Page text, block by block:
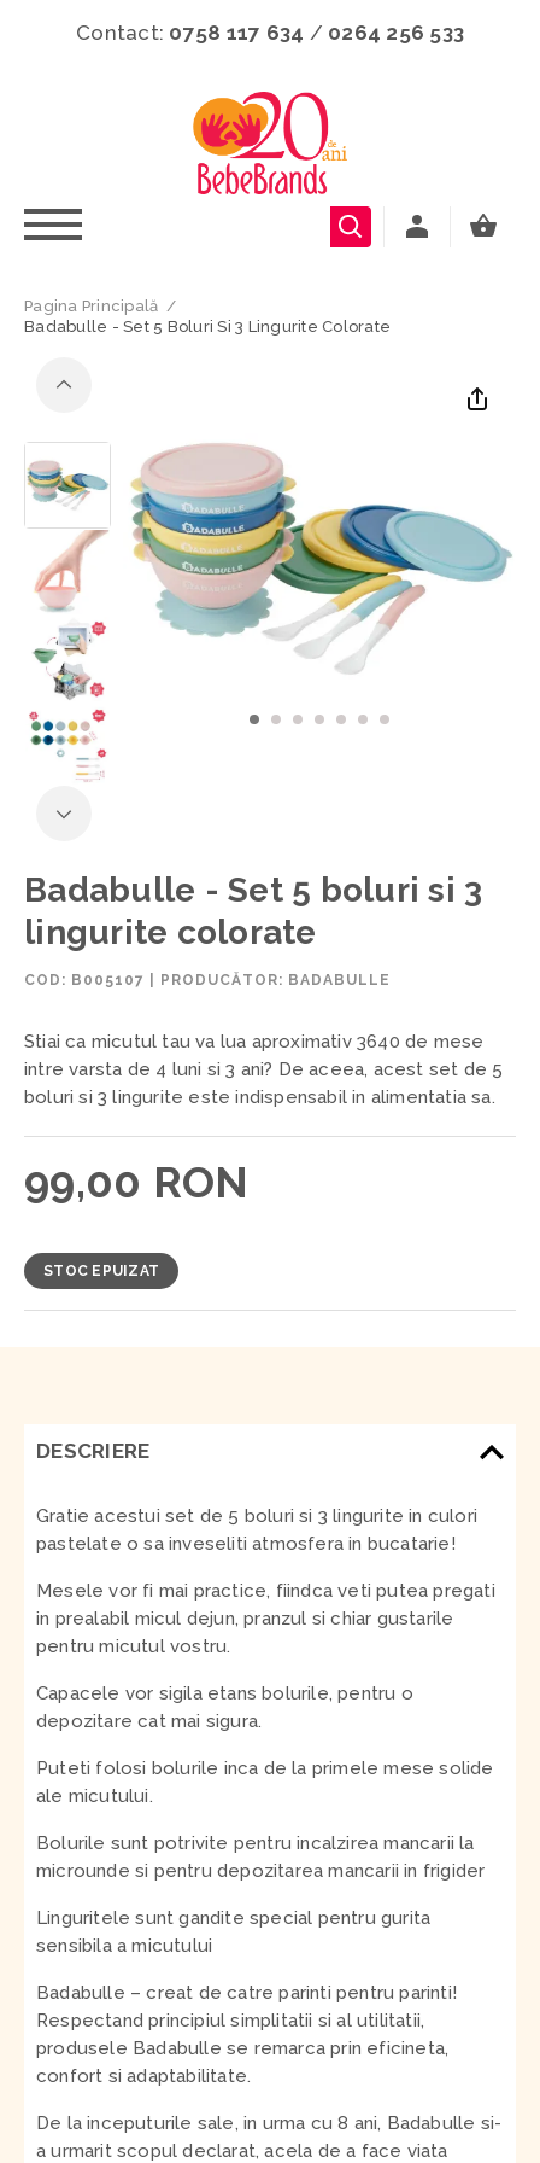
Contact: 0758 117 634 / 0264 256 533
Pagina Principală /
Badabulle - Set 5 Boluri Si 3 Lingurite Colorate
Badabulle - Set 5 boluri si 3
lingurite colorate
COD: B005107 PRODUCĂTOR: BADABULLE
Stiai ca micutul tau va lua aproximativ 3640 de mese
intre varsta de 4 luni si 3 ani? De aceea, acest set de 5
boluri si 3 lingurite este indispensabil in alimentatia sa.
99,00 RON
STOC EPUIZAT
DESCRIERE
Gratie acestui set de 5 boluri si 3 lingurite in culori
pastelate o sa inveseliti atmosfera in bucatarie!
Mesele vor fi mai practice, fiindca veti putea pregati
in prealabil micul dejun, pranzul si chiar gustarile
pentru micutul vostru.
Capacele vor sigila etans bolurile, pentru o
depozitare cat mai sigura.
Puteti folosi bolurile inca de la primele mese solide
ale micutului.
Bolurile sunt potrivite pentru incalzirea mancarii la
microunde si pentru depozitarea mancarii in frigider
Linguritele sunt gandite special pentru gurita
sensibila a micutului
Badabulle – creat de catre parinti pentru parinti!
Respectand principiul simplitatii si al utilitatii,
produsele Badabulle se remarca prin eficineta,
confort si adaptabilitate.
De la inceputurile sale, in urma cu 8 ani, Badabulle si-
a urmarit scopul declarat, acela de a face viata